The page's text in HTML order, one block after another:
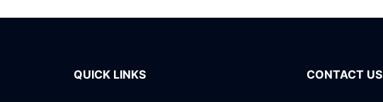
QUICK LINKS CONTACT US